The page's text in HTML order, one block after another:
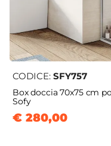
CODICE: SFY757
Box doccia 70x75 cm
Sofy
€ 280,00